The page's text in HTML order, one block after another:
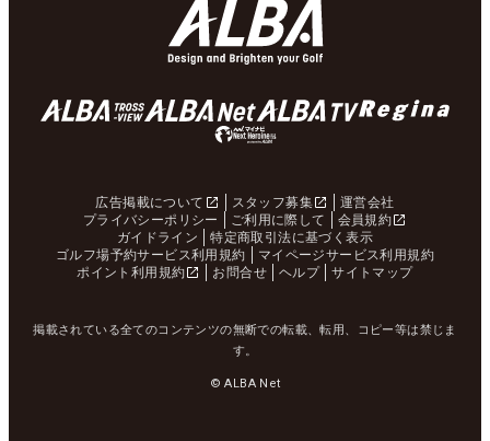
広告掲載について スタッフ募集
運営会社
プライバシーポリシー
ご利用に際して
会員規約
ガイドライン
特定商取引法に基づく表示
ゴルフ場予約サービス利用規約
マイページサービス利用規約
ポイント利用規約
お問合せ ヘルプ サイトマップ
掲載されている全てのコンテンツの無断での転載、転用、コピー等は禁じま
す。
© ALBA Net